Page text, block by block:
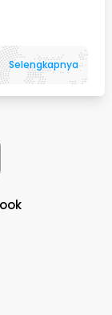
Selengkapnya